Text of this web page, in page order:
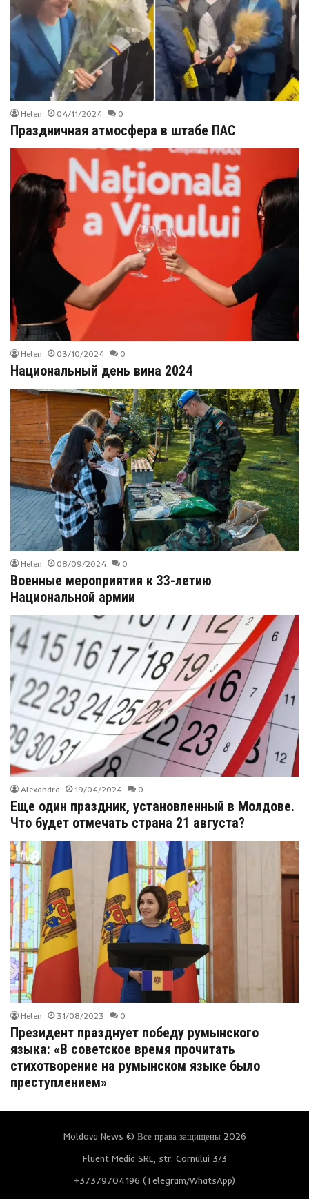
Helen 04/11/2024 0
Праздничная атмосфера в штабе ПАС
Helen 03/10/2024 0
Национальный день вина 2024
Helen 08/09/2024 0
Военные мероприятия к 33-летию
Национальной армии
Alexandra 19/04/2024 0
Еще один праздник, установленный в Молдове.
Что будет отмечать страна 21 августа?
Helen 31/08/2023 0
Президент празднует победу румынского
языка: «В советское время прочитать
стихотворение на румынском языке было
преступлением»
Moldova News © Все права защищены 2026
Fluent Media SRL, str. Cornului 3/3
+37379704196 (Telegram/WhatsApp)